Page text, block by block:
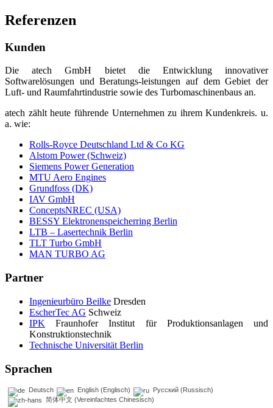
Referenzen
Kunden
Die atech GmbH bietet die Entwicklung innovativer
Softwarelösungen und Beratungs-leistungen auf dem Gebiet der
Luft- und Raumfahrtindustrie sowie des Turbomaschinenbaus an.
atech zählt heute führende Unternehmen zu ihrem Kundenkreis. u.
a. wie:
Rolls-Royce Deutschland Ltd & Co KG
Alstom Power (Schweiz)
Siemens Power Generation
MTU Aero Engines
Grundfoss (DK)
IAV GmbH
ConceptsNREC (USA)
BESSY Elektronenspeicherring Berlin
LTB – Lasertechnik Berlin
TLT Turbo GmbH
MAN TURBO AG
Partner
Ingenieurbüro Beilke Dresden
EscherTec AG Schweiz
IPK Fraunhofer Institut für Produktionsanlagen und
Konstruktionstechnik
Technische Universität Berlin
Sprachen
Deutsch English (Englisch) Русский (Russisch)
简体中文 (Vereinfachtes Chinesisch)